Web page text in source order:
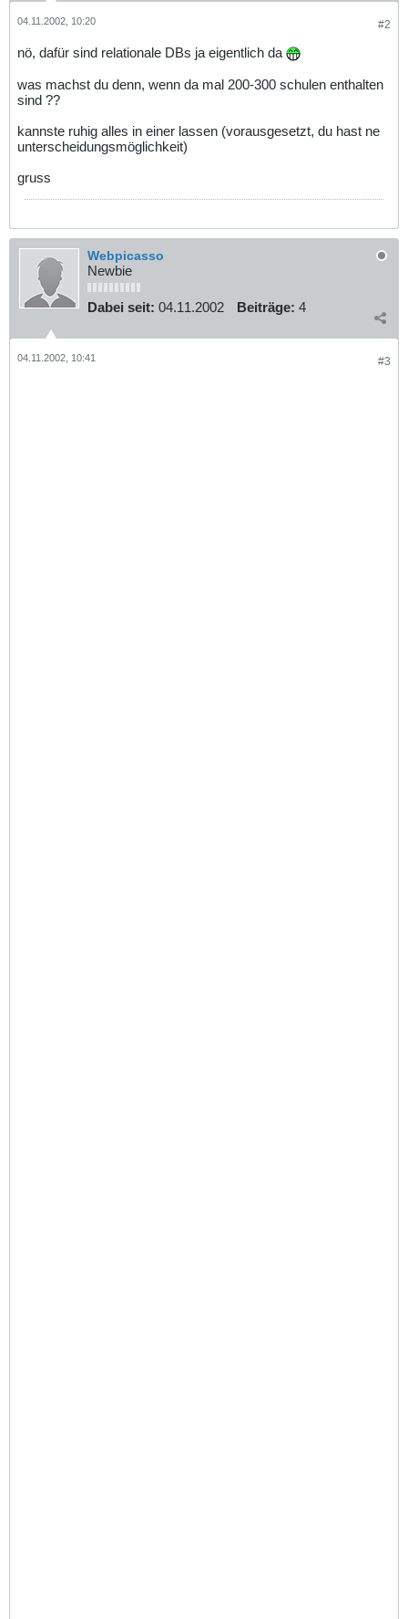
#2
04.11.2002, 10:20
nö, dafür sind relationale DBs ja eigentlich da
was machst du denn, wenn da mal 200-300 schulen enthalten
sind ??
kannste ruhig alles in einer lassen (vorausgesetzt, du hast ne
unterscheidungsmöglichkeit)
gruss
Webpicasso
Newbie
Dabei seit: 04.11.2002 Beiträge: 4
#3
04.11.2002, 10:41